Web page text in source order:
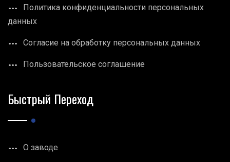
Политика конфиденциальности персональных
данных
Согласие на обработку персональных данных
Пользовательское соглашение
Быстрый Переход
О заводе